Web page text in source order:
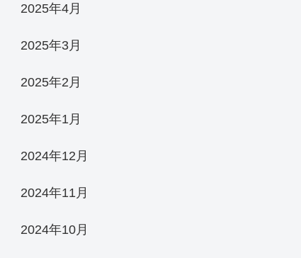
2025年4月
2025年3月
2025年2月
2025年1月
2024年12月
2024年11月
2024年10月